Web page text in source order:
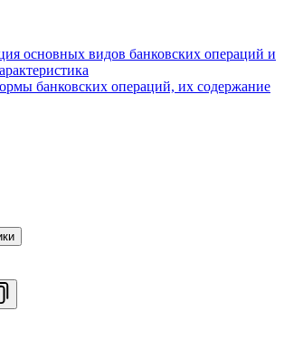
основных видов банковских операций и
банковских операций, их содержание